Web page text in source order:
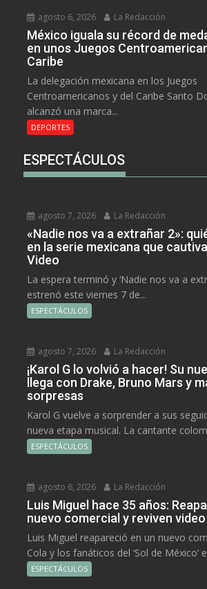
agosto 6, 2026 La Redacción
México iguala su récord de
en unos Juegos
Caribe
La delegación mexicana en los Juegos
Centroamericanos y del Caribe Santo
alcanzó una marca...
DEPORTES
ESPECTÁCULOS
agosto 7, 2026 La Redacción
«Nadie nos va a extrañar 2»:
en la serie mexicana que
Video
La espera terminó y ‘Nadie nos va a
estrenó este viernes 7 de...
ESPECTÁCULOS
agosto 7, 2026 La Redacción
¡Karol G lo volvió a hacer! Su
llega con Drake, Bruno Mars y
sorpresas
Karol G vuelve a sorprender a sus
nueva etapa musical. La cantante
ESPECTÁCULOS
agosto 6, 2026 La Redacción
Luis Miguel hace 35 años:
nuevo comercial y reviven video
Luis Miguel reapareció en un nuevo
Cola y los fanáticos del ‘Sol de México’
ESPECTÁCULOS